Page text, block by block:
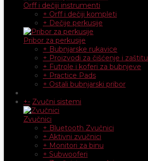
Orff i dečiji instrumenti
+ Orff i dečiji kompleti
+ Dečije perkusije
Pribor za perkusije
+ Bubnjarske rukavice
+ Proizvodi za čišćenje i zaštitu
+ Futrole i koferi za bubnjeve
+ Practice Pads
+ Ostali bubnjarski pribor
+- Zvučni sistemi
Zvučnici
+ Bluetooth Zvučnici
+ Aktivni zvučnici
+ Monitori za binu
+ Subwooferi